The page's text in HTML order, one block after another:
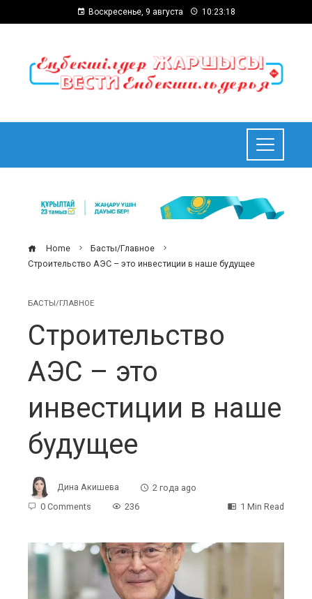
Воскресенье, 9 августа 10:23:19
Home
Басты/Главное
Строительство АЭС – это инвестиции в наше будущее
БАСТЫ/ГЛАВНОЕ
Строительство
АЭС – это
инвестиции в наше
будущее
Дина Акишева
2 года ago
0 Comments
236 1 Min Read